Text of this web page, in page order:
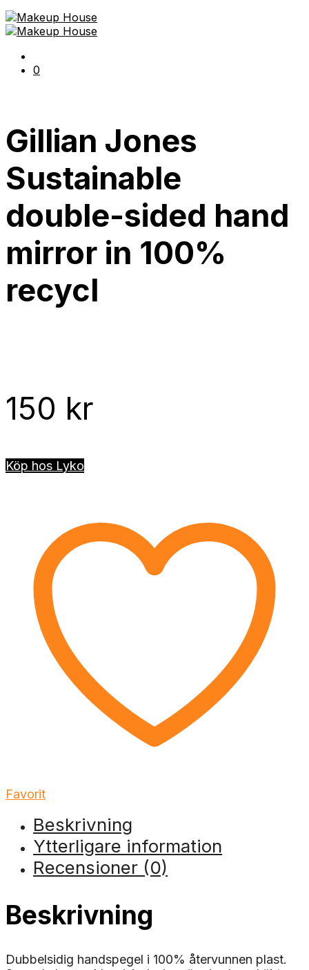
0
Gillian Jones
Sustainable
double-sided hand
mirror in 100%
recycl
150 kr
Köp hos Lyko
Favorit
Beskrivning
Ytterligare information
Recensioner (0)
Beskrivning
Dubbelsidig handspegel i 100% återvunnen plast.